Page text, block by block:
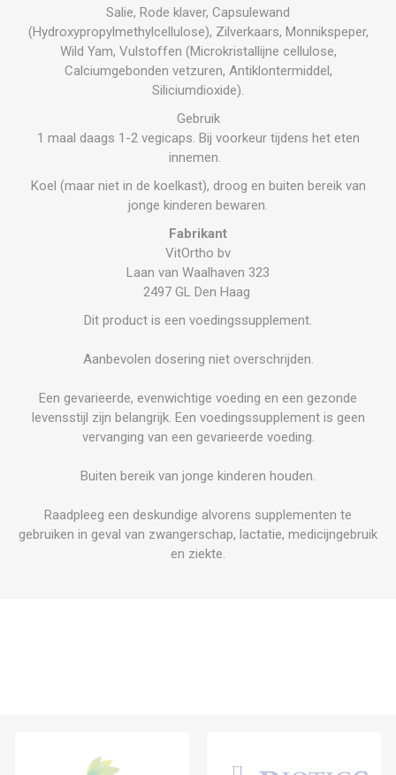
Salie, Rode klaver, Capsulewand
(Hydroxypropylmethylcellulose), Zilverkaars, Monnikspeper,
Wild Yam, Vulstoffen (Microkristallijne cellulose,
Calciumgebonden vetzuren, Antiklontermiddel,
Siliciumdioxide).
Gebruik
1 maal daags 1-2 vegicaps. Bij voorkeur tijdens het eten
innemen.
Koel (maar niet in de koelkast), droog en buiten bereik van
jonge kinderen bewaren.
Fabrikant
VitOrtho bv
Laan van Waalhaven 323
2497 GL Den Haag
Dit product is een voedingssupplement.
Aanbevolen dosering niet overschrijden.
Een gevarieerde, evenwichtige voeding en een gezonde
levensstijl zijn belangrijk. Een voedingssupplement is geen
vervanging van een gevarieerde voeding.
Buiten bereik van jonge kinderen houden.
Raadpleeg een deskundige alvorens supplementen te
gebruiken in geval van zwangerschap, lactatie, medicijngebruik
en ziekte.